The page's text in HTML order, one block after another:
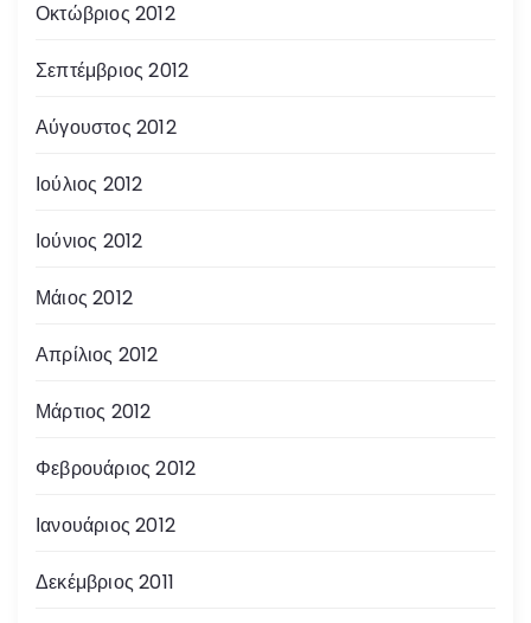
Οκτώβριος 2012
Σεπτέμβριος 2012
Αύγουστος 2012
Ιούλιος 2012
Ιούνιος 2012
Μάιος 2012
Απρίλιος 2012
Μάρτιος 2012
Φεβρουάριος 2012
Ιανουάριος 2012
Δεκέμβριος 2011